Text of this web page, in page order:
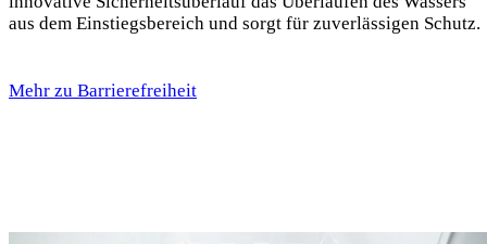
aus dem Einstiegsbereich und sorgt für zuverlässigen Schutz.
Mehr zu Barrierefreiheit